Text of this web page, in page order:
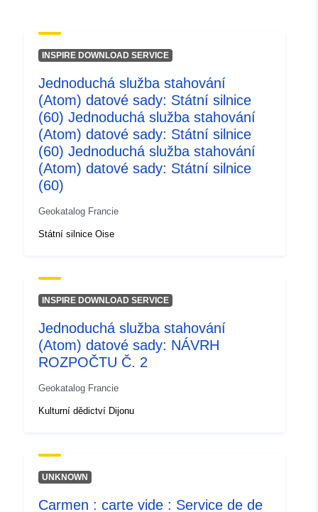
48eb-959b-455784c78b96
Typ:
Datový zdroj:
http://inspire.ec.europa.eu/
codelist/ResourceType/services
INSPIRE DOWNLOAD SERVICE
Jednoduchá služba stahování
(Atom) datové sady: Státní silnice
(60) Jednoduchá služba stahování
(Atom) datové sady: Státní silnice
(60) Jednoduchá služba stahování
(Atom) datové sady: Státní silnice
(60)
Geokatalog Francie
Státní silnice Oise
INSPIRE DOWNLOAD SERVICE
Jednoduchá služba stahování
(Atom) datové sady: NÁVRH
ROZPOČTU Č. 2
Geokatalog Francie
Kulturní dědictví Dijonu
UNKNOWN
Carmen : carte vide : Service de de